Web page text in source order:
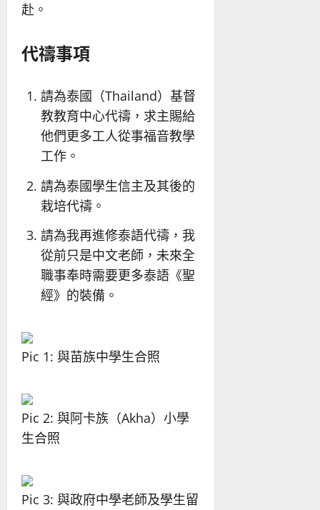
赴。
代禱事項
請為泰國（Thailand）基督
教教育中心代禱，求主賜給
他們更多工人從事福音教學
工作。
請為泰國學生信主及其後的
栽培代禱。
請為我再進修泰語代禱，我
從前只是中文老師，未來全
職事奉時需要更多泰語《聖
經》的裝備。
Pic 1: 與苗族中學生合照
Pic 2: 與阿卡族（Akha）小學
生合照
Pic 3: 與政府中學老師及學生留